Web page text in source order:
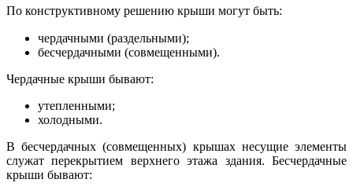
По конструктивному решению крыши могут быть:
чердачными (раздельными);
бесчердачными (совмещенными).
Чердачные крыши бывают:
утепленными;
холодными.
В бесчердачных (совмещенных) крышах несущие элементы
служат перекрытием верхнего этажа здания. Бесчердачные
крыши бывают: